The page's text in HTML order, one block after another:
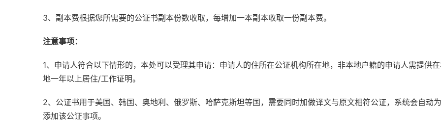
3、副本费根据您所需要的公证书副本份数收取，每增加一本副本收取一份副本费。
注意事项：
1、申请人符合以下情形的，本处可以受理其申请：申请人的住所在公证机构所在地，非本地户籍的申请人需提供
地一年以上居住/工作证明。
2、公证书用于美国、韩国、奥地利、俄罗斯、哈萨克斯坦等国，需要同时加做译文与原文相符公证，系统会自动
添加该公证事项。